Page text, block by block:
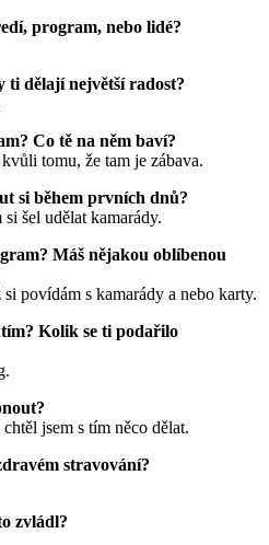
program, nebo lidé?
ti dělají největší radost?
Co tě na něm baví?
tomu, že tam je zábava.
si během prvních dnů?
šel udělat kamarády.
Máš nějakou oblíbenou
povídám s kamarády a nebo karty.
Kolik se ti podařilo
jsem s tím něco dělat.
stravování?
zvládl?